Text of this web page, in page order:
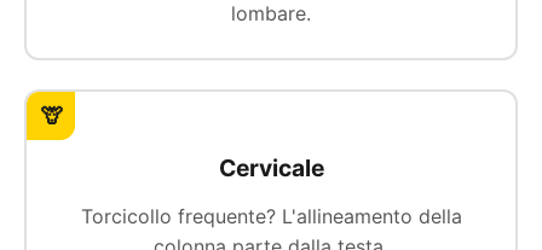
lombare.
🦒
Cervicale
Torcicollo frequente? L'allineamento della